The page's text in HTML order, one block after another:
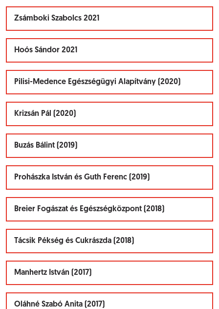
Zsámboki Szabolcs 2021
Hoós Sándor 2021
Pilisi-Medence Egészségügyi Alapítvány (2020)
Krizsán Pál (2020)
Buzás Bálint (2019)
Prohászka István és Guth Ferenc (2019)
Breier Fogászat és Egészségközpont (2018)
Tácsik Pékség és Cukrászda (2018)
Manhertz István (2017)
Oláhné Szabó Anita (2017)